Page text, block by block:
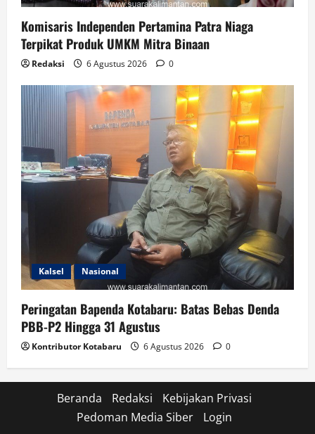
Komisaris Independen Pertamina Patra Niaga
Terpikat Produk UMKM Mitra Binaan
Redaksi 6 Agustus 2026 0
Kalsel Nasional
Peringatan Bapenda Kotabaru: Batas Bebas Denda
PBB-P2 Hingga 31 Agustus
Kontributor Kotabaru 6 Agustus 2026 0
Beranda Redaksi
Kebijakan Privasi
Pedoman Media Siber
Login